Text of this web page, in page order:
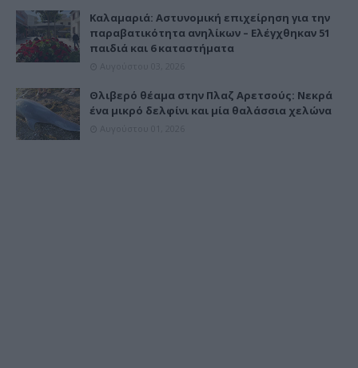
Καλαμαριά: Αστυνομική επιχείρηση για την
παραβατικότητα ανηλίκων – Ελέγχθηκαν 51
παιδιά και 6 καταστήματα
Θλιβερό θέαμα στην Πλαζ Αρετσούς: Νεκρά
ένα μικρό δελφίνι και μία θαλάσσια χελώνα